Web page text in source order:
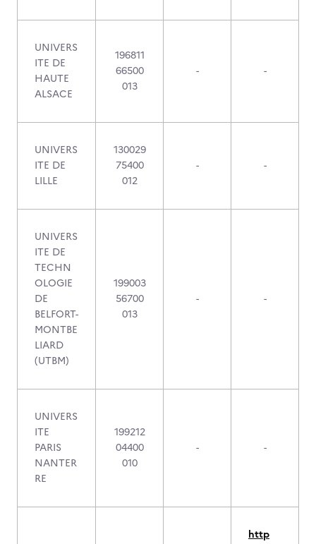
UNIVERS
ITE DE
HAUTE
ALSACE
196811
66500
013
- -
UNIVERS
ITE DE
LILLE
130029
75400
012
- -
UNIVERS
ITE DE
TECHN
OLOGIE
DE
BELFORT-
MONTBE
LIARD
(UTBM)
199003
56700
013
- -
UNIVERS
ITE
PARIS
NANTER
RE
199212
04400
010
- -
http